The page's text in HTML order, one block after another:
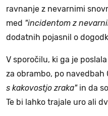
ravnanje z nevarnimi
med "incidentom z
dodatnih pojasnil o
V sporočilu, ki ga je
za obrambo, po navedbah
s kakovostjo zraka"in da
Te bi lahko trajale uro ali